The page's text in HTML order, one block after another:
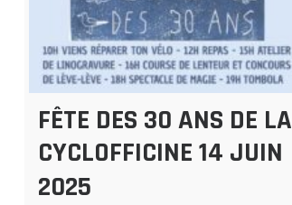
FÊTE DES 30 ANS DE LA
CYCLOFFICINE 14 JUIN
2025